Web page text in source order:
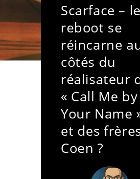
Scarface – le
reboot se
réincarne
côtés du
réalisateur
« Call Me by
Your Name
et des
Coen ?